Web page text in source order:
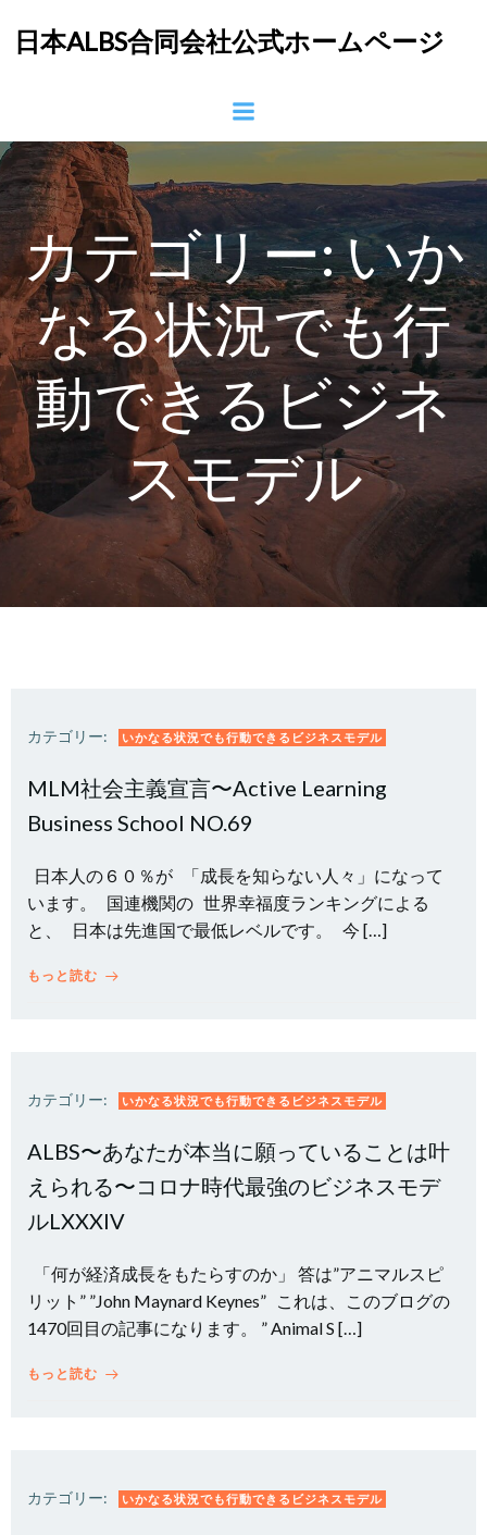
ン
ツ
へ
キ
ッ
プ
日本ALBS合同会社公式ホームページ
カテゴリー:いか
なる状況でも行
動できるビジネ
スモデル
カテゴリー: いかなる状況でも行動できるビジネスモデル
MLM社会主義宣言〜Active Learning
Business School NO.69
日本人の６０％が 「成長を知らない人々」になって
います。 国連機関の 世界幸福度ランキングによる
と、 日本は先進国で最低レベルです。 今 […]
もっと読む
カテゴリー: いかなる状況でも行動できるビジネスモデル
ALBS〜あなたが本当に願っていることは叶
えられる〜コロナ時代最強のビジネスモデ
ルLXXXIV
「何が経済成長をもたらすのか」 答は”アニマルスピ
リット” ”John Maynard Keynes” これは、このブログの
1470回目の記事になります。 ” Animal S […]
もっと読む
カテゴリー: いかなる状況でも行動できるビジネスモデル